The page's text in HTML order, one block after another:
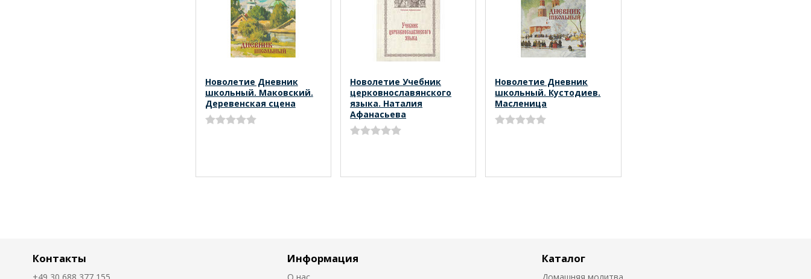
Новолетие Дневник
школьный. Маковский.
Деревенская сцена
Новолетие Учебник
церковнославянского
языка. Наталия
Афанасьева
Новолетие Дневник
школьный. Кустодиев.
Масленица
Контакты Информация Каталог